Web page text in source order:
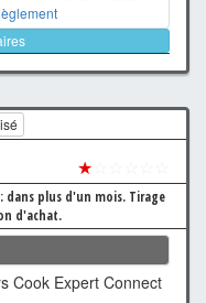
★
dans plus d'un mois. Tirage
d'achat.
Cook Expert Connect